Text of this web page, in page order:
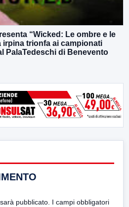
“Wicked: Le ombre e le
irpina trionfa ai campionati
PalaTedeschi di Benevento
pubblicato. I campi obbligatori